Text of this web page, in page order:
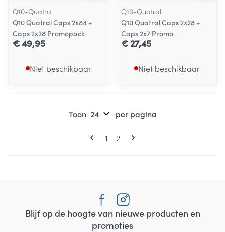
Q10-Quatral
Q10 Quatral Caps 2x84 +
Caps 2x28 Promopack
€ 49,95
Niet beschikbaar
Q10-Quatral
Q10 Quatral Caps 2x28 +
Caps 2x7 Promo
€ 27,45
Niet beschikbaar
Pagina's
U lees momenteel pagina
1 Pagina
2
Toon per pagina
Blijf op de hoogte van nieuwe producten en
promoties